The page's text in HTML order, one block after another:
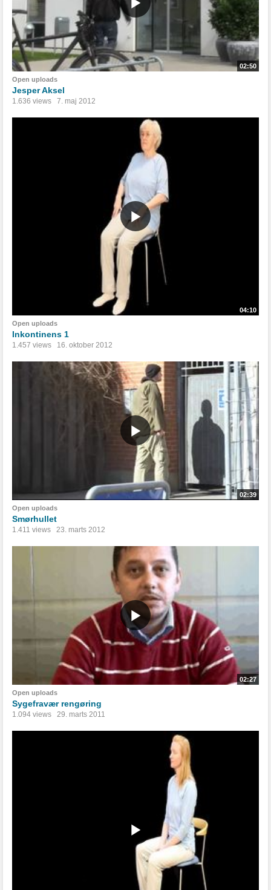
02:50
Open uploads
Jesper Aksel
1.636 views 7. maj 2012
04:10
Open uploads
Inkontinens 1
1.457 views 16. oktober 2012
02:39
Open uploads
Smørhullet
1.411 views 23. marts 2012
02:27
Open uploads
Sygefravær rengøring
1.094 views 29. marts 2011